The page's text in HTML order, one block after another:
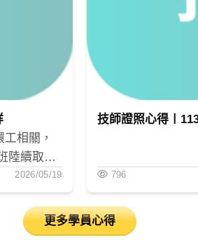
相關，
陸續取得
必須，當
兩個三歲
用有效率
2026/05/19
技師證照心得〡
796
更多學員心得